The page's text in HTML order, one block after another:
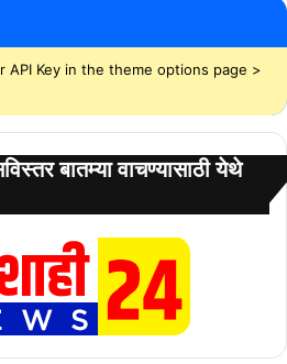
API Key in the theme options page >
बातम्या वाचण्यासाठी येथे